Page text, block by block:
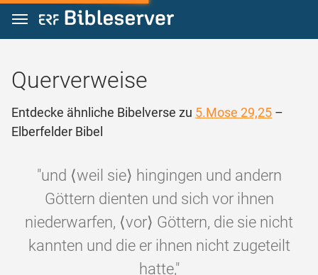
Zum Inhalt springen
Querverweise
Entdecke ähnliche Bibelverse zu 5.Mose 29,25 –
Elberfelder Bibel
"und ⟨weil sie⟩ hingingen und andern
Göttern dienten und sich vor ihnen
niederwarfen, ⟨vor⟩ Göttern, die sie nicht
kannten und die er ihnen nicht zugeteilt
hatte,"